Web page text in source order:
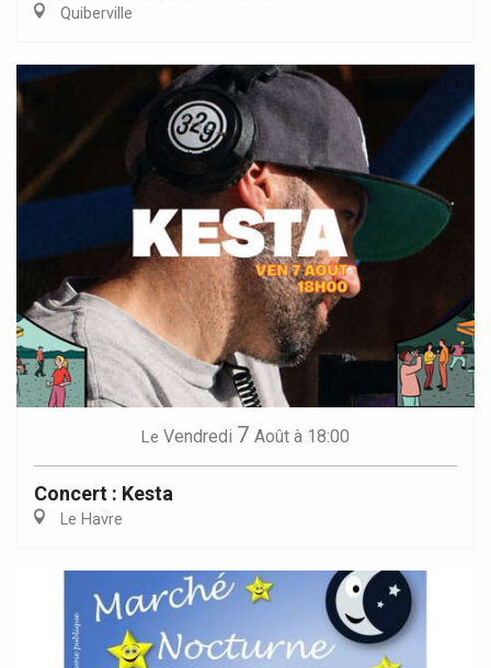
Quiberville
Le Vendredi 7 Août à 18:00
Concert : Kesta
Le Havre